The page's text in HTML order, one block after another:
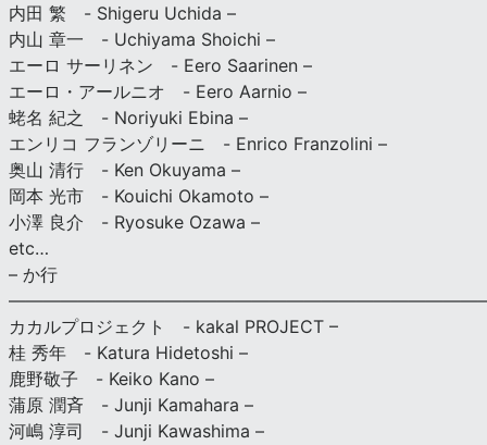
内田 繁 - Shigeru Uchida –
内山 章一 - Uchiyama Shoichi –
エーロ サーリネン - Eero Saarinen –
エーロ・アールニオ - Eero Aarnio –
蛯名 紀之 - Noriyuki Ebina –
エンリコ フランゾリーニ - Enrico Franzolini –
奥山 清行 - Ken Okuyama –
岡本 光市 - Kouichi Okamoto –
小澤 良介 - Ryosuke Ozawa –
etc…
– か行
カカルプロジェクト - kakal PROJECT –
桂 秀年 - Katura Hidetoshi –
鹿野敬子 - Keiko Kano –
蒲原 潤斉 - Junji Kamahara –
河嶋 淳司 - Junji Kawashima –